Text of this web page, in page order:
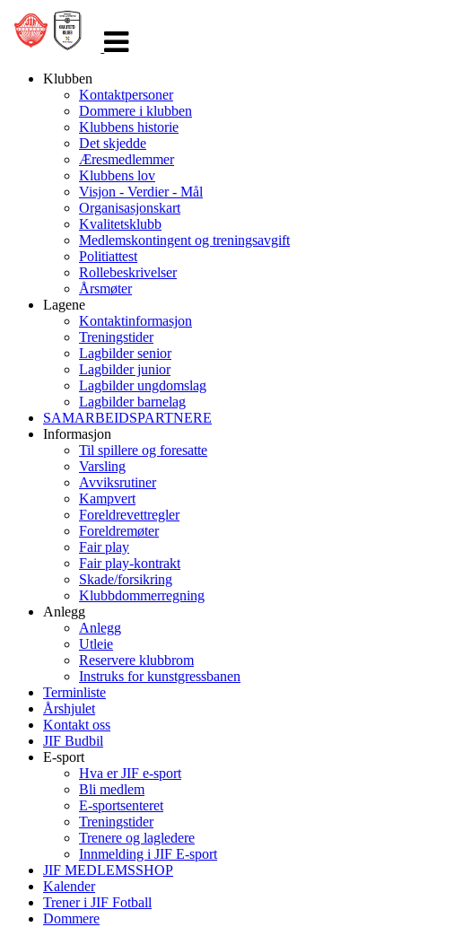
navigasjon
Klubben
Kontaktpersoner
Dommere i klubben
Klubbens historie
Det skjedde
Æresmedlemmer
Klubbens lov
Visjon - Verdier - Mål
Organisasjonskart
Kvalitetsklubb
Medlemskontingent og treningsavgift
Politiattest
Rollebeskrivelser
Årsmøter
Lagene
Kontaktinformasjon
Treningstider
Lagbilder senior
Lagbilder junior
Lagbilder ungdomslag
Lagbilder barnelag
SAMARBEIDSPARTNERE
Informasjon
Til spillere og foresatte
Varsling
Avviksrutiner
Kampvert
Foreldrevettregler
Foreldremøter
Fair play
Fair play-kontrakt
Skade/forsikring
Klubbdommerregning
Anlegg
Anlegg
Utleie
Reservere klubbrom
Instruks for kunstgressbanen
Terminliste
Årshjulet
Kontakt oss
JIF Budbil
E-sport
Hva er JIF e-sport
Bli medlem
E-sportsenteret
Treningstider
Trenere og lagledere
Innmelding i JIF E-sport
JIF MEDLEMSSHOP
Kalender
Trener i JIF Fotball
Dommere